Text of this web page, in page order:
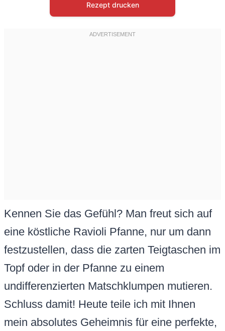
Rezept drucken
Kennen Sie das Gefühl? Man freut sich auf
eine köstliche Ravioli Pfanne, nur um dann
festzustellen, dass die zarten Teigtaschen im
Topf oder in der Pfanne zu einem
undifferenzierten Matschklumpen mutieren.
Schluss damit! Heute teile ich mit Ihnen
mein absolutes Geheimnis für eine perfekte,